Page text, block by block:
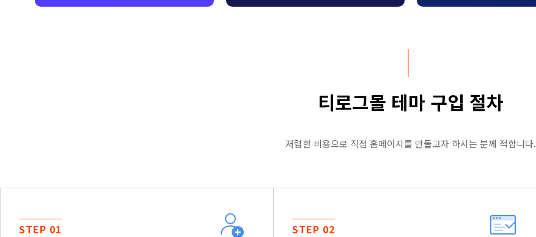
티로그몰 테마 구입 절차
저렴한 비용으로 직접 홈페이지를 만들고자 하시는 분께 적합니다.
STEP 01 STEP 02